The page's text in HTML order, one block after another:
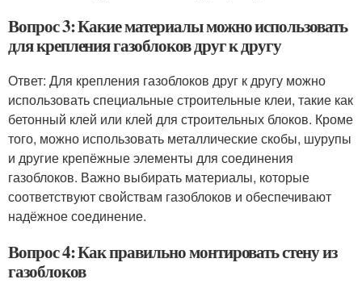
Вопрос 3: Какие материалы можно использовать
для крепления газоблоков друг к другу
Ответ: Для крепления газоблоков друг к другу можно
использовать специальные строительные клеи, такие как
бетонный клей или клей для строительных блоков. Кроме
того, можно использовать металлические скобы, шурупы
и другие крепёжные элементы для соединения
газоблоков. Важно выбирать материалы, которые
соответствуют свойствам газоблоков и обеспечивают
надёжное соединение.
Вопрос 4: Как правильно монтировать стену из
газоблоков